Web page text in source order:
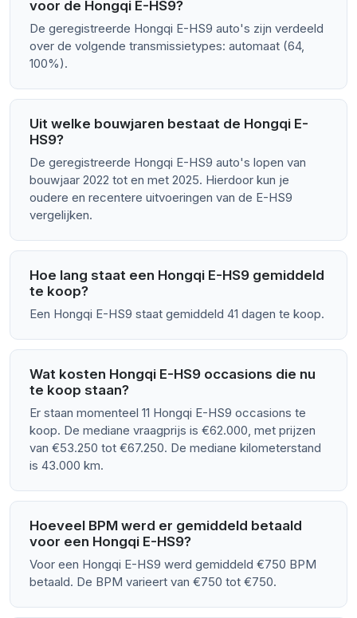
voor de Hongqi E-HS9?
De geregistreerde Hongqi E-HS9 auto's zijn verdeeld
over de volgende transmissietypes: automaat (64,
100%).
Uit welke bouwjaren bestaat de Hongqi E-
HS9?
De geregistreerde Hongqi E-HS9 auto's lopen van
bouwjaar 2022 tot en met 2025. Hierdoor kun je
oudere en recentere uitvoeringen van de E-HS9
vergelijken.
Hoe lang staat een Hongqi E-HS9 gemiddeld
te koop?
Een Hongqi E-HS9 staat gemiddeld 41 dagen te koop.
Wat kosten Hongqi E-HS9 occasions die nu
te koop staan?
Er staan momenteel 11 Hongqi E-HS9 occasions te
koop. De mediane vraagprijs is €62.000, met prijzen
van €53.250 tot €67.250. De mediane kilometerstand
is 43.000 km.
Hoeveel BPM werd er gemiddeld betaald
voor een Hongqi E-HS9?
Voor een Hongqi E-HS9 werd gemiddeld €750 BPM
betaald. De BPM varieert van €750 tot €750.